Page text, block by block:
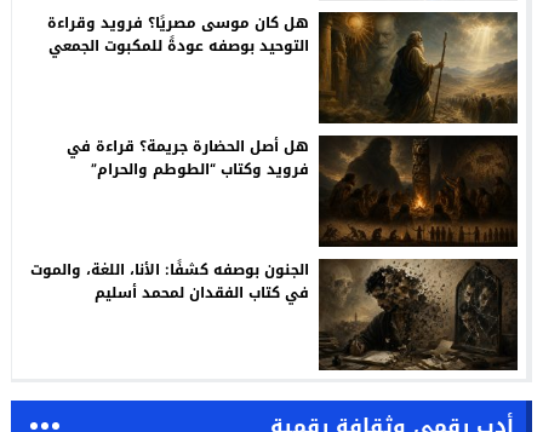
هل كان موسى مصريًا؟ فرويد وقراءة
التوحيد بوصفه عودةً للمكبوت الجمعي
هل أصل الحضارة جريمة؟ قراءة في
فرويد وكتاب “الطوطم والحرام”
الجنون بوصفه كشفًا: الأنا، اللغة، والموت
في كتاب الفقدان لمحمد أسليم